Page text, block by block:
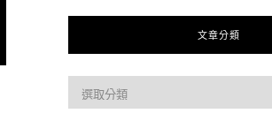
文章分類